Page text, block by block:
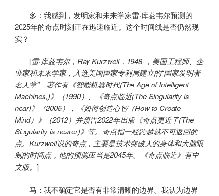
多：我感到，发明家和未来学家雷·库兹韦尔预测的
2025年的奇点时刻正在迅速临近。这个时间线是否仍然现
实？
[雷·库兹韦尔， Ray Kurzweil， 1948- ，美国工程师、企
业家和未来学家，入选美国国家专利局建立的“国家发明者
名人堂”，著作有《智能机器时代(The Age of Intelligent
Machines,)》（1990）、《奇点临近(The Singularity is
near)》（2005），《如何创造心智（How to Create
Mind）》（2012）并预告2022年出版《奇点更近了(The
Singularity is nearer)》等。奇点指一经跨越就不可返回的
点。 Kurzweil说的奇点，主要是技术突破人的身体和大脑限
制的时间点，他的预测应当是2045年。《奇点临近》有中
文版。 ]
马：我不确定它是否有非常清晰的边界。我认为边界